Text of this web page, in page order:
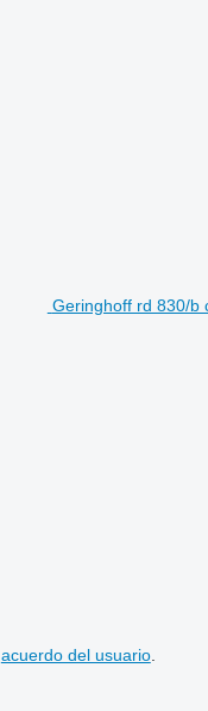
Geringhoff rd 830/b
acuerdo del usuario.